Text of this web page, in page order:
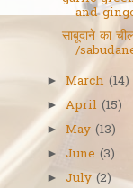
and
साबूदाने का
/
►March (14)
►April (15)
►May (13)
►June (3)
►July (2)